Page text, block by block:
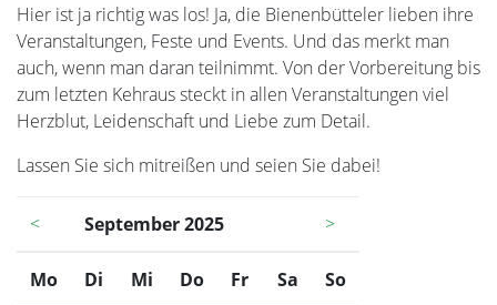
Hier ist ja richtig was los! Ja, die Bienenbütteler lieben ihre
Veranstaltungen, Feste und Events. Und das merkt man
auch, wenn man daran teilnimmt. Von der Vorbereitung bis
zum letzten Kehraus steckt in allen Veranstaltungen viel
Herzblut, Leidenschaft und Liebe zum Detail.
Lassen Sie sich mitreißen und seien Sie dabei!
< September 2025 >
Mo ntag
Di enstag
Mi ttwoch
Do nnerstag
Fr eitag
Sa mstag
So